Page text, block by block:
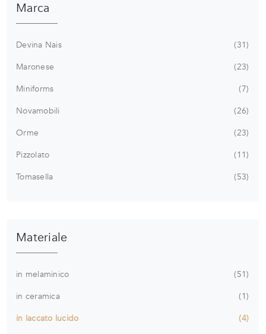
Marca
Devina Nais
31
Maronese
23
Miniforms
7
Novamobili
26
Orme
23
Pizzolato
11
Tomasella
53
Materiale
in melaminico
51
in ceramica
1
in laccato lucido
4